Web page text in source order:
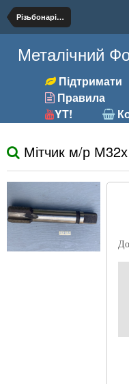
Різьбонарізний (мітчики, плашки)
Металічний
Підтримати
Правила
YT!
Мітчик м/р